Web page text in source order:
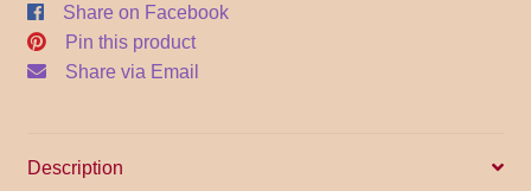
Time Slots Booking
Women
Share on Facebook
Pin this product
Share via Email
Description